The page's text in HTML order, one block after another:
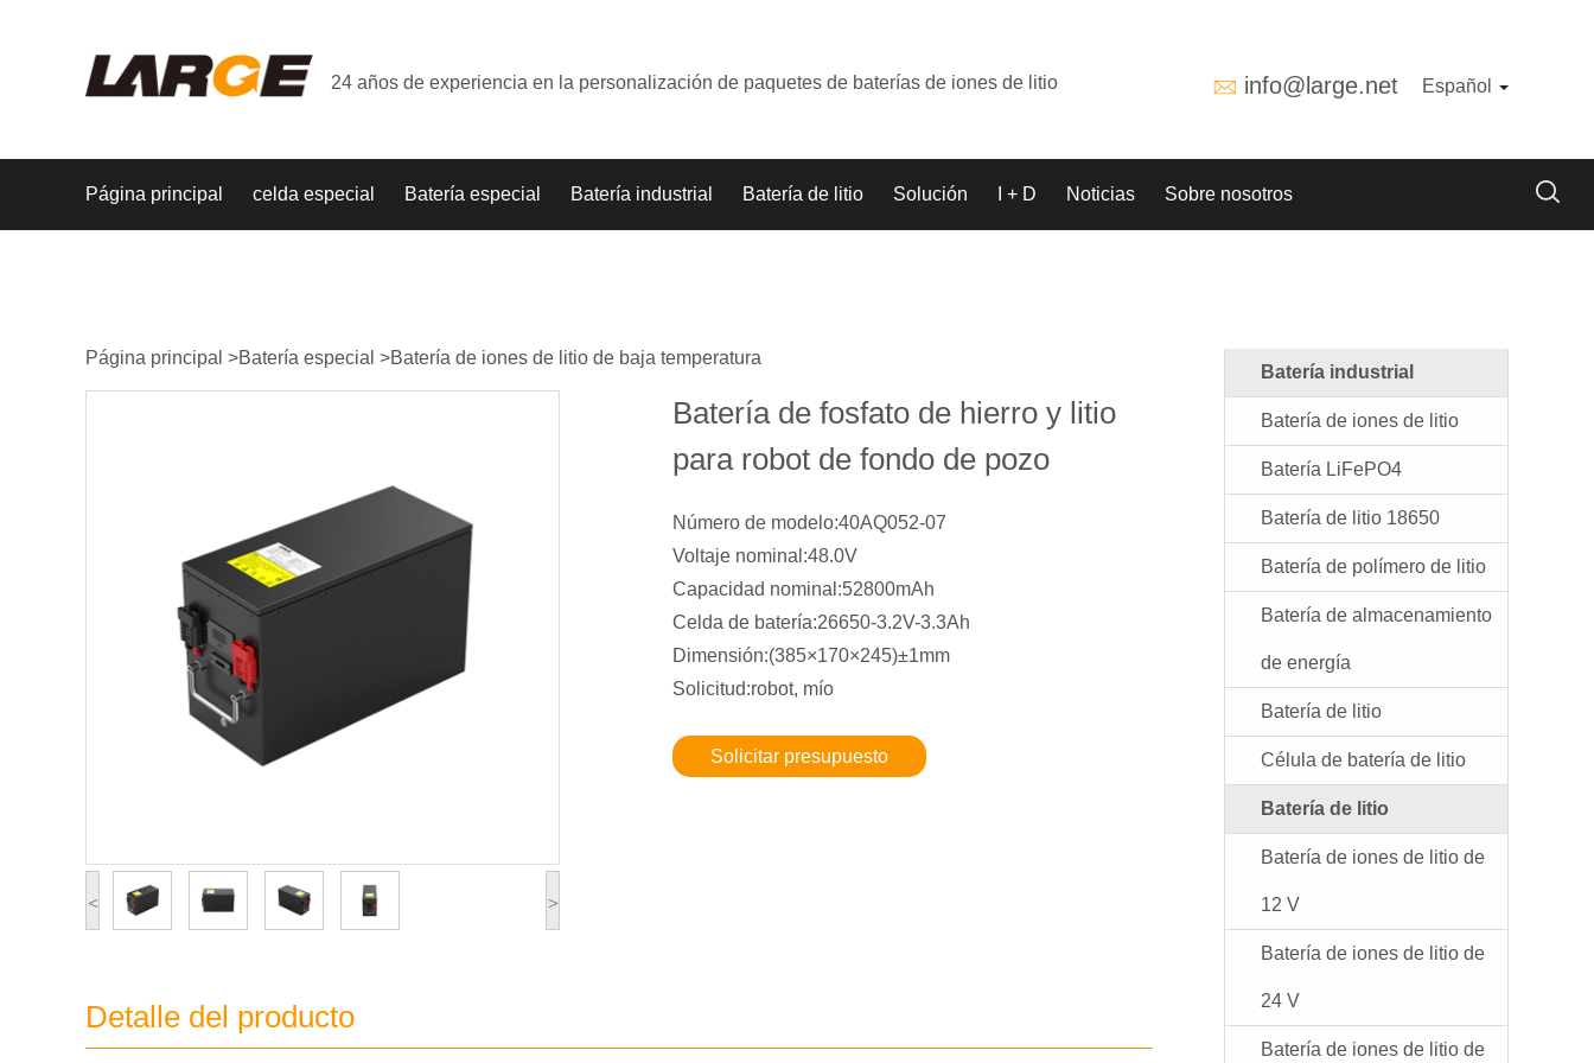
24 años de experiencia en la personalización de paquetes de baterías de iones de litio info@large.net Español
Página principal celda especial Batería especial Batería industrial Batería de litio Solución I + D Noticias Sobre nosotros
Página principal >Batería especial >Batería de iones de litio de baja temperatura
Batería de fosfato de hierro y litio
para robot de fondo de pozo
Número de modelo:40AQ052-07
Voltaje nominal:48.0V
Capacidad nominal:52800mAh
Celda de batería:26650-3.2V-3.3Ah
Dimensión:(385×170×245)±1mm
Solicitud:robot, mío
Solicitar presupuesto
< >
Detalle del producto
Batería industrial
Batería de iones de litio
Batería LiFePO4
Batería de litio 18650
Batería de polímero de litio
Batería de almacenamiento
de energía
Batería de litio
Célula de batería de litio
Batería de litio
Batería de iones de litio de
12 V
Batería de iones de litio de
24 V
Batería de iones de litio de